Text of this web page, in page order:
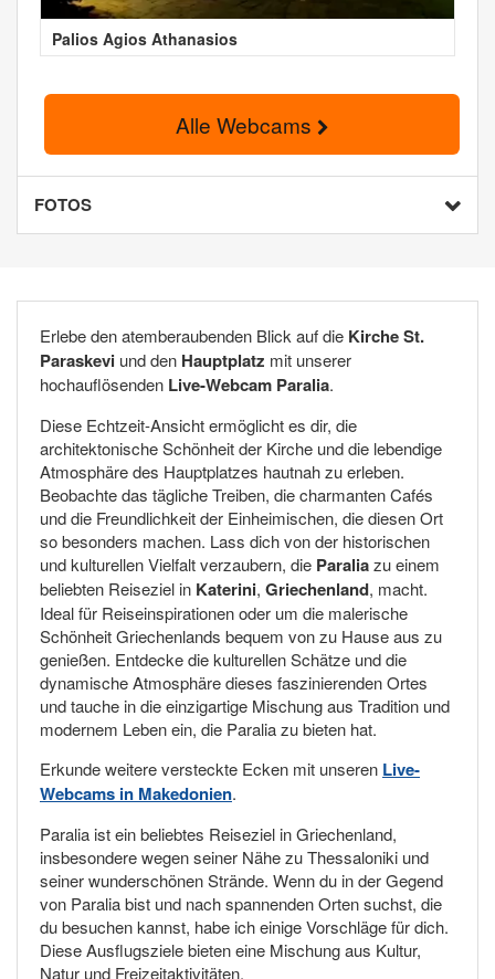
Palios Agios Athanasios
Alle Webcams
FOTOS
Erlebe den atemberaubenden Blick auf die Kirche St.
Paraskevi und den Hauptplatz mit unserer
hochauflösenden Live-Webcam Paralia.
Diese Echtzeit-Ansicht ermöglicht es dir, die
architektonische Schönheit der Kirche und die lebendige
Atmosphäre des Hauptplatzes hautnah zu erleben.
Beobachte das tägliche Treiben, die charmanten Cafés
und die Freundlichkeit der Einheimischen, die diesen Ort
so besonders machen. Lass dich von der historischen
und kulturellen Vielfalt verzaubern, die Paraliazu einem
beliebten Reiseziel in Katerini, Griechenland, macht.
Ideal für Reiseinspirationen oder um die malerische
Schönheit Griechenlands bequem von zu Hause aus zu
genießen. Entdecke die kulturellen Schätze und die
dynamische Atmosphäre dieses faszinierenden Ortes
und tauche in die einzigartige Mischung aus Tradition und
modernem Leben ein, die Paralia zu bieten hat.
Erkunde weitere versteckte Ecken mit unseren Live-
Webcams in Makedonien.
Paralia ist ein beliebtes Reiseziel in Griechenland,
insbesondere wegen seiner Nähe zu Thessaloniki und
seiner wunderschönen Strände. Wenn du in der Gegend
von Paralia bist und nach spannenden Orten suchst, die
du besuchen kannst, habe ich einige Vorschläge für dich.
Diese Ausflugsziele bieten eine Mischung aus Kultur,
Natur und Freizeitaktivitäten.